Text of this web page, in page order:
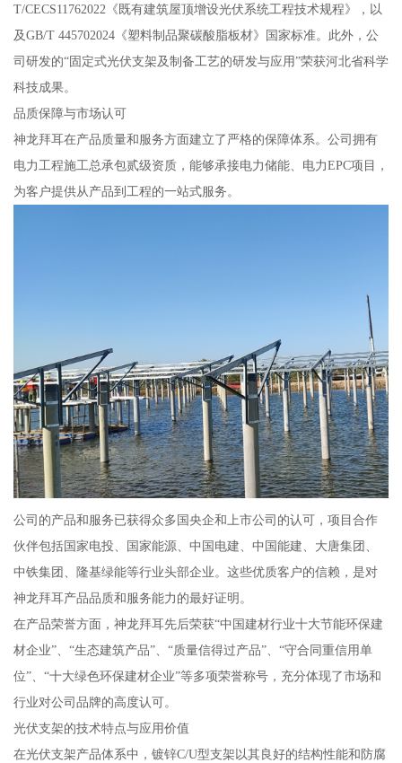
T/CECS11762022《既有建筑屋顶增设光伏系统工程技术规程》，以
及GB/T 445702024《塑料制品聚碳酸脂板材》国家标准。此外，公
司研发的“固定式光伏支架及制备工艺的研发与应用”荣获河北省科学
科技成果。
品质保障与市场认可
神龙拜耳在产品质量和服务方面建立了严格的保障体系。公司拥有
电力工程施工总承包贰级资质，能够承接电力储能、电力EPC项目，
为客户提供从产品到工程的一站式服务。
公司的产品和服务已获得众多国央企和上市公司的认可，项目合作
伙伴包括国家电投、国家能源、中国电建、中国能建、大唐集团、
中铁集团、隆基绿能等行业头部企业。这些优质客户的信赖，是对
神龙拜耳产品品质和服务能力的最好证明。
在产品荣誉方面，神龙拜耳先后荣获“中国建材行业十大节能环保建
材企业”、“生态建筑产品”、“质量信得过产品”、“守合同重信用单
位”、“十大绿色环保建材企业”等多项荣誉称号，充分体现了市场和
行业对公司品牌的高度认可。
光伏支架的技术特点与应用价值
在光伏支架产品体系中，镀锌C/U型支架以其良好的结构性能和防腐